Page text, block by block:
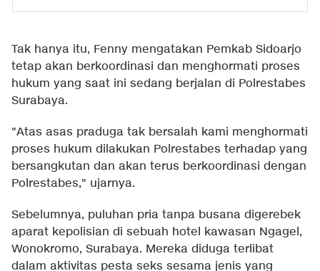
Tak hanya itu, Fenny mengatakan Pemkab Sidoarjo
tetap akan berkoordinasi dan menghormati proses
hukum yang saat ini sedang berjalan di Polrestabes
Surabaya.
"Atas asas praduga tak bersalah kami menghormati
proses hukum dilakukan Polrestabes terhadap yang
bersangkutan dan akan terus berkoordinasi dengan
Polrestabes," ujarnya.
Sebelumnya, puluhan pria tanpa busana digerebek
aparat kepolisian di sebuah hotel kawasan Ngagel,
Wonokromo, Surabaya. Mereka diduga terlibat
dalam aktivitas pesta seks sesama jenis yang